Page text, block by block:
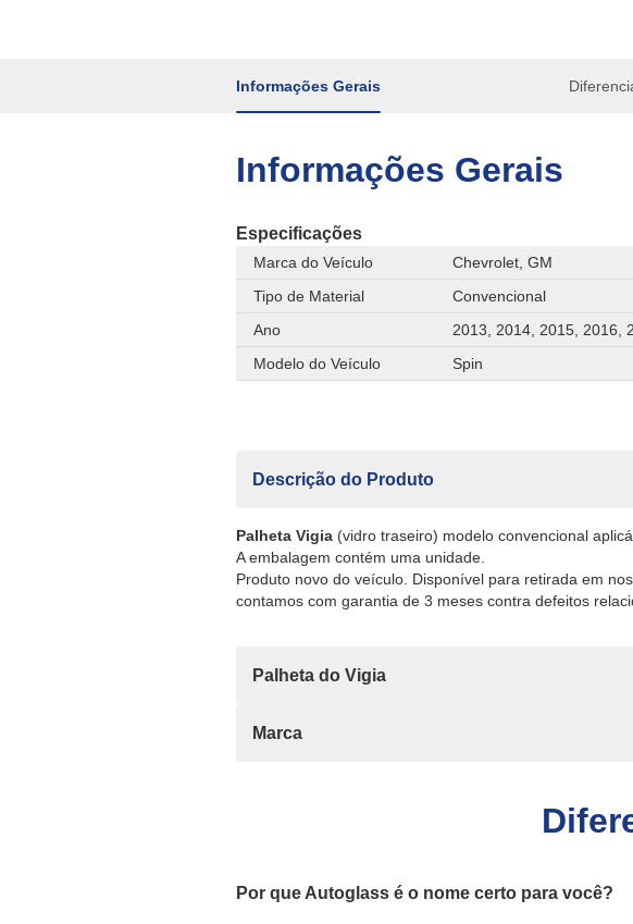
Informações Gerais
Informações Gerais
Especificações
Marca do Veículo
Chevrolet, GM
Tipo de Material
Convencional
Ano
2013, 2014, 2015, 2016,
Modelo do Veículo
Spin
Descrição do Produto
Palheta Vigia (vidro traseiro) modelo convencional
A embalagem contém uma unidade.
Produto novo do veículo. Disponível para retirada em
contamos com garantia de 3 meses contra defeitos
Palheta do Vigia
Marca
Por que Autoglass é o nome certo para você?